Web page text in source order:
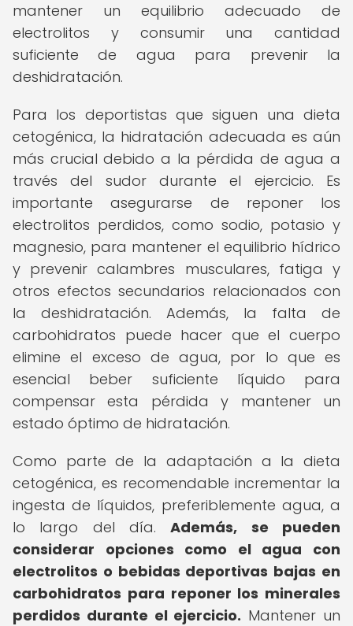
mantener un equilibrio adecuado de
electrolitos y consumir una cantidad
suficiente de agua para prevenir la
deshidratación.
Para los deportistas que siguen una dieta
cetogénica, la hidratación adecuada es aún
más crucial debido a la pérdida de agua a
través del sudor durante el ejercicio. Es
importante asegurarse de reponer los
electrolitos perdidos, como sodio, potasio y
magnesio, para mantener el equilibrio hídrico
y prevenir calambres musculares, fatiga y
otros efectos secundarios relacionados con
la deshidratación. Además, la falta de
carbohidratos puede hacer que el cuerpo
elimine el exceso de agua, por lo que es
esencial beber suficiente líquido para
compensar esta pérdida y mantener un
estado óptimo de hidratación.
Como parte de la adaptación a la dieta
cetogénica, es recomendable incrementar la
ingesta de líquidos, preferiblemente agua, a
lo largo del día.Además, se pueden
considerar opciones como el agua con
electrolitos o bebidas deportivas bajas en
carbohidratos para reponer los minerales
perdidos durante el ejercicio. Mantener un